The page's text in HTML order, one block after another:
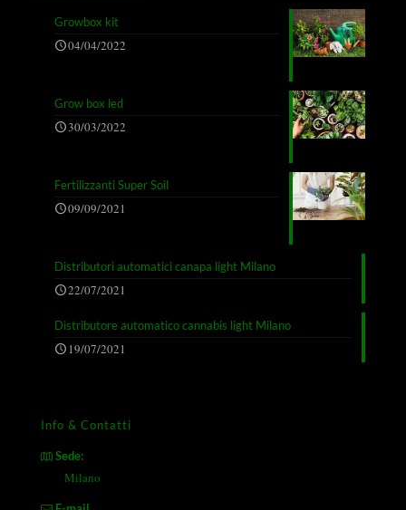
Growbox kit
04/04/2022
Grow box led
30/03/2022
Fertilizzanti Super Soil
09/09/2021
Distributori automatici canapa light Milano
22/07/2021
Distributore automatico cannabis light Milano
19/07/2021
Info & Contatti
Sede:
Milano